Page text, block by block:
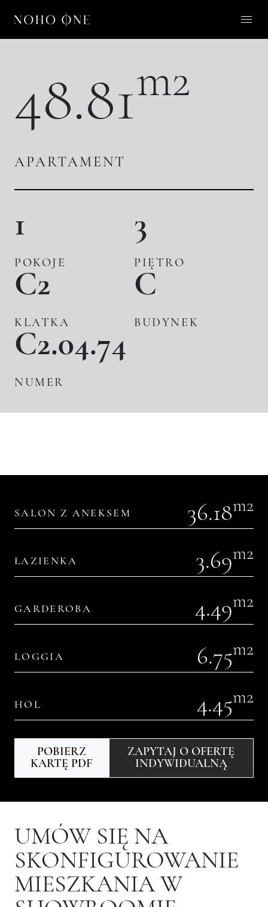
LIFESTYLE
APARTAMENTY
O NAS
KONTAKT
PL
48.81m2
APARTAMENT
1
POKOJE
3
PIĘTRO
C2
KLATKA
C
BUDYNEK
C2.04.74
NUMER
SALON Z ANEKSEM 36.18m2
ŁAZIENKA 3.69m2
GARDEROBA 4.49m2
LOGGIA 6.75m2
HOL 4.45m2
POBIERZ
KARTĘ PDF
ZAPYTAJ O OFERTĘ
INDYWIDUALNĄ
UMÓW SIĘ NA
SKONFIGUROWANIE
MIESZKANIA W